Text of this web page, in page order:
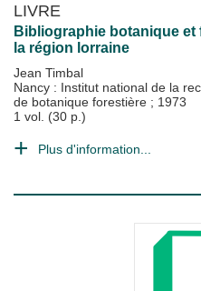
LIVRE
Bibliographie botanique et
la région lorraine
Jean Timbal
Nancy : Institut national de la
de botanique forestière ; 1973
1 vol. (30 p.)
Plus d'information...